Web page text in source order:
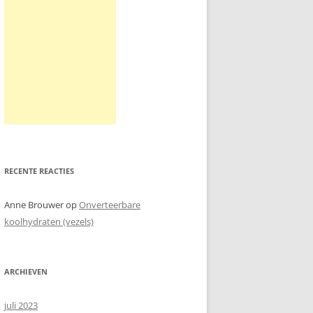
RECENTE REACTIES
Anne BrouweropOnverteerbare
koolhydraten (vezels)
ARCHIEVEN
juli 2023